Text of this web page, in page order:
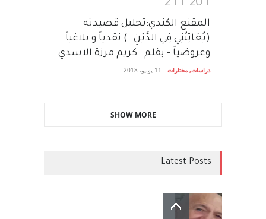
1
0
2
1
1
2
المقنع الكندي:تحليل قصيدته
(يُعَاتِبُنِي فِي الدَّيْنِ..) نقدياً و بلاغياً
وعروضياً - بقلم : كريم مرزة الاسدي
دراسات, مختارات 11 يونيو، 2018
SHOW MORE
Latest Posts